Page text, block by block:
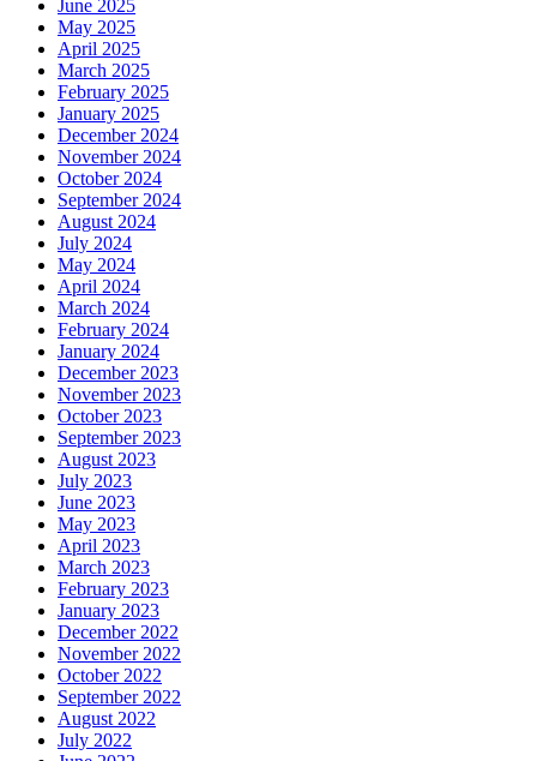
June 2025
May 2025
April 2025
March 2025
February 2025
January 2025
December 2024
November 2024
October 2024
September 2024
August 2024
July 2024
May 2024
April 2024
March 2024
February 2024
January 2024
December 2023
November 2023
October 2023
September 2023
August 2023
July 2023
June 2023
May 2023
April 2023
March 2023
February 2023
January 2023
December 2022
November 2022
October 2022
September 2022
August 2022
July 2022